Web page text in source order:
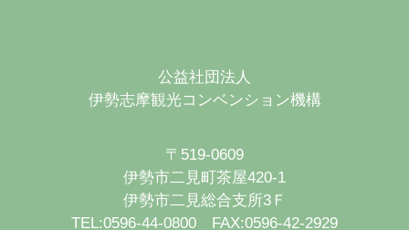
公益社団法人
伊勢志摩観光コンベンション機構
〒519-0609
伊勢市二見町茶屋420-1
伊勢市二見総合支所3Ｆ
TEL:0596-44-0800 FAX:0596-42-2929